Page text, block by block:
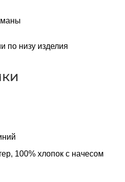
по низу изделия
100% хлопок с начесом